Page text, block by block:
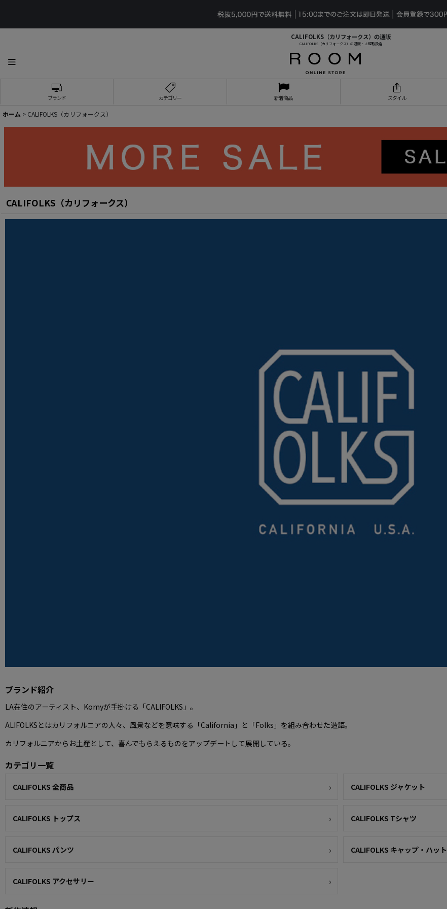
CALIFOLKS（カリフォークス）の通販
CALIFOLKS（カリフォークス）の通販・正規取扱店
ブランド カテゴリー 新着商品 スタイル
ホーム > CALIFOLKS（カリフォークス）
CALIFOLKS（カリフォークス）
ブランド紹介
LA在住のアーティスト、Komyが手掛ける「CALIFOLKS」。
ALIFOLKSとはカリフォルニアの人々、風景などを意味する「California」と「Folks」を組み合わせた造語。
カリフォルニアからお土産として、喜んでもらえるものをアップデートして展開している。
カテゴリ一覧
CALIFOLKS 全商品 CALIFOLKS ジャケット
CALIFOLKS トップス CALIFOLKS Tシャツ
CALIFOLKS パンツ CALIFOLKS キャップ・ハット
CALIFOLKS アクセサリー